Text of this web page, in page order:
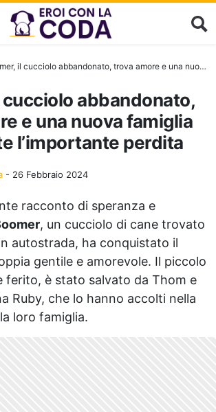
il cucciolo abbandonato, trova amore e una nuova famiglia nonostante l’importante perdita
cucciolo abbandonato,
e una nuova famiglia
l’importante perdita
- 26 Febbraio 2024
racconto di speranza e
, un cucciolo di cane trovato
autostrada, ha conquistato il
gentile e amorevole. Il piccolo
ferito, è stato salvato da Thom e
Ruby, che lo hanno accolti nella
loro famiglia.